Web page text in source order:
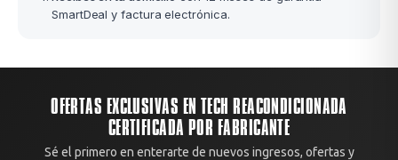
SmartDeal y factura electrónica.
OFERTAS EXCLUSIVAS EN TECH REACONDICIONADA
CERTIFICADA POR FABRICANTE
Sé el primero en enterarte de nuevos ingresos, ofertas y